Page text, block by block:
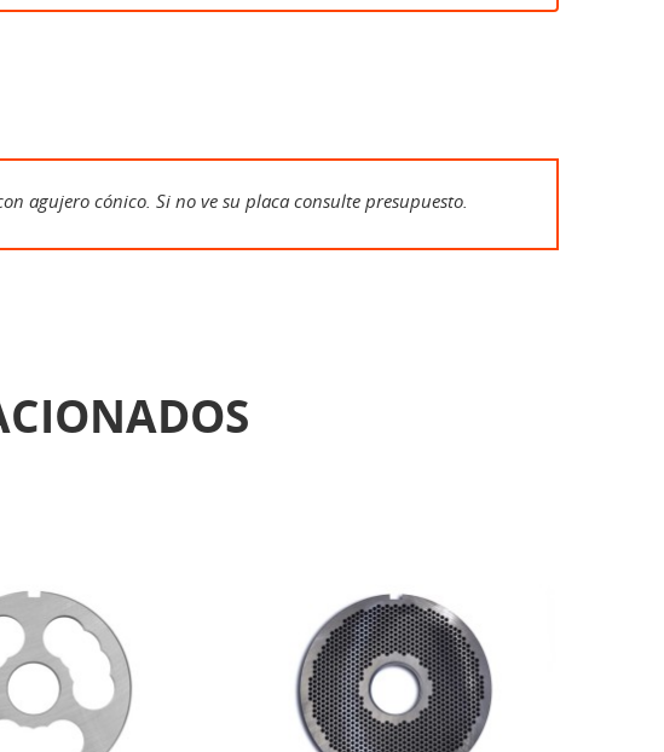
agujero cónico. Si no ve su placa consulte presupuesto.